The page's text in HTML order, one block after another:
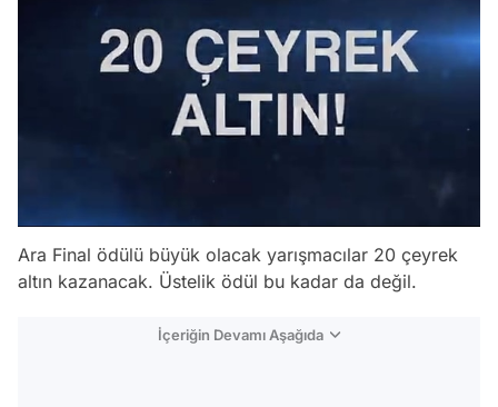
Ara Final ödülü büyük olacak yarışmacılar 20 çeyrek
altın kazanacak. Üstelik ödül bu kadar da değil.
İçeriğin Devamı Aşağıda